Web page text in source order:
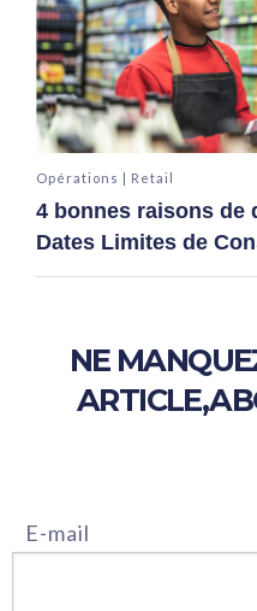
Opérations | Retail
4 bonnes raisons de
Dates Limites de
NE
ARTICLE,
E-mail